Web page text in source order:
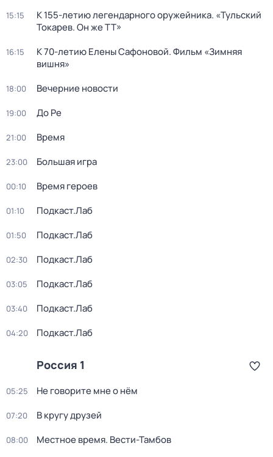
15:15
К 155-летию легендарного оружейника. «Тульский
Токарев. Он же ТТ»
16:15
К 70-летию Елены Сафоновой. Фильм «Зимняя
вишня»
18:00 Вечерние новости
19:00 До Ре
21:00 Время
23:00 Большая игра
00:10 Время героев
01:10 Подкаст.Лаб
01:50 Подкаст.Лаб
02:30 Подкаст.Лаб
03:05 Подкаст.Лаб
03:40 Подкаст.Лаб
04:20 Подкаст.Лаб
Россия 1
05:25 Не говорите мне о нём
07:20 В кругу друзей
08:00 Местное время. Вести-Тамбов